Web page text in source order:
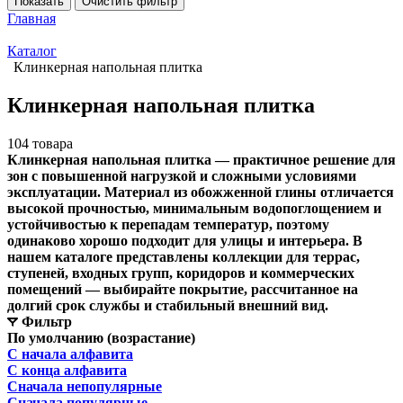
Главная
Каталог
Клинкерная напольная плитка
Клинкерная напольная плитка
104 товара
Клинкерная напольная плитка — практичное решение для
зон с повышенной нагрузкой и сложными условиями
эксплуатации. Материал из обожженной глины отличается
высокой прочностью, минимальным водопоглощением и
устойчивостью к перепадам температур, поэтому
одинаково хорошо подходит для улицы и интерьера. В
нашем каталоге представлены коллекции для террас,
ступеней, входных групп, коридоров и коммерческих
помещений — выбирайте покрытие, рассчитанное на
долгий срок службы и стабильный внешний вид.
Фильтр
По умолчанию (возрастание)
С начала алфавита
С конца алфавита
Сначала непопулярные